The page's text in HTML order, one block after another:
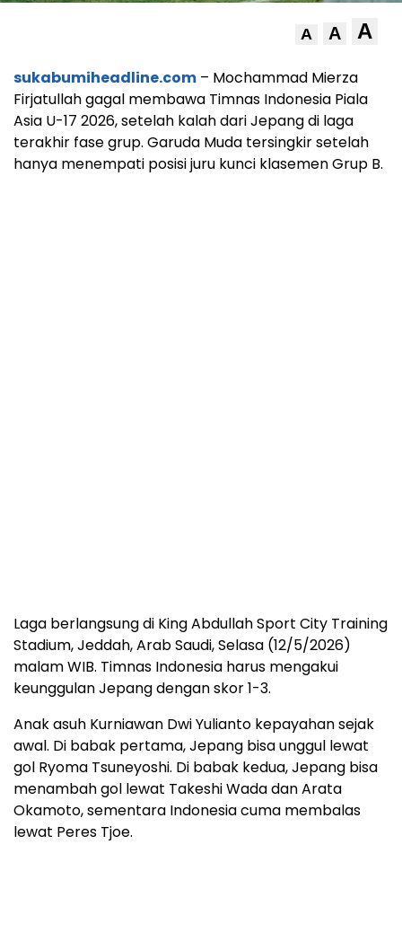
A A A
sukabumiheadline.com – Mochammad Mierza
Firjatullah gagal membawa Timnas Indonesia Piala
Asia U-17 2026, setelah kalah dari Jepang di laga
terakhir fase grup. Garuda Muda tersingkir setelah
hanya menempati posisi juru kunci klasemen Grup B.
Laga berlangsung di King Abdullah Sport City Training
Stadium, Jeddah, Arab Saudi, Selasa (12/5/2026)
malam WIB. Timnas Indonesia harus mengakui
keunggulan Jepang dengan skor 1-3.
Anak asuh Kurniawan Dwi Yulianto kepayahan sejak
awal. Di babak pertama, Jepang bisa unggul lewat
gol Ryoma Tsuneyoshi. Di babak kedua, Jepang bisa
menambah gol lewat Takeshi Wada dan Arata
Okamoto, sementara Indonesia cuma membalas
lewat Peres Tjoe.